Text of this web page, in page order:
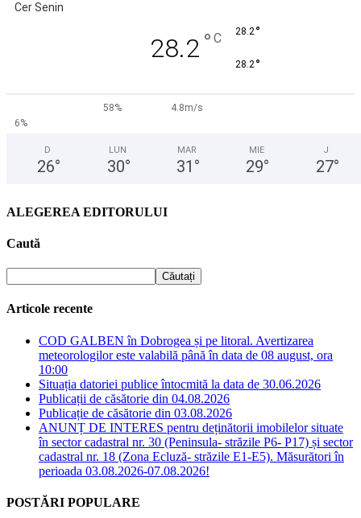
Cer Senin
28.2 ° C 28.2°
28.2°
58%
4.8m/s
6%
D
26°
LUN
30°
MAR
31 °
MIE
29°
J
27°
ALEGEREA EDITORULUI
Caută
Articole recente
COD GALBEN în Dobrogea și pe litoral. Avertizarea
meteorologilor este valabilă până în data de 08 august, ora
10:00
Situația datoriei publice întocmită la data de 30.06.2026
Publicații de căsătorie din 04.08.2026
Publicație de căsătorie din 03.08.2026
ANUNȚ DE INTERES pentru deținătorii imobilelor situate
în sector cadastral nr. 30 (Peninsula- străzile P6- P17) și sector
cadastral nr. 18 (Zona Ecluză- străzile E1-E5). Măsurători în
perioada 03.08.2026-07.08.2026!
POSTĂRI POPULARE